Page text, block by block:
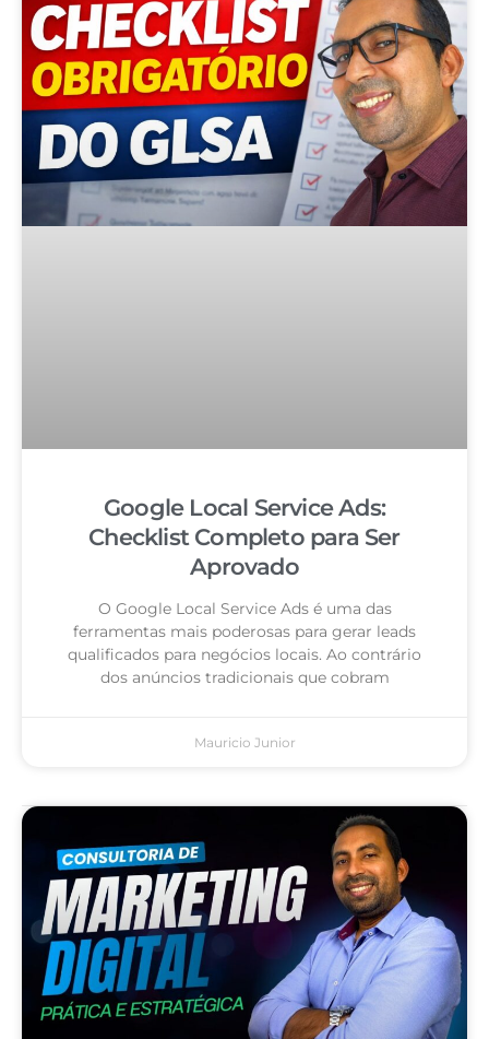
Google Local Service Ads:
Checklist Completo para Ser
Aprovado
O Google Local Service Ads é uma das
ferramentas mais poderosas para gerar leads
qualificados para negócios locais. Ao contrário
dos anúncios tradicionais que cobram
Mauricio Junior